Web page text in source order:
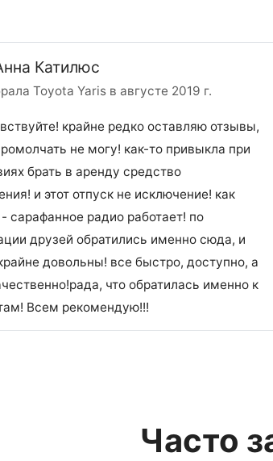
Катилюс
Toyota Yaris в августе 2019 г.
крайне редко оставляю отзывы,
не могу! как-то привыкла при
брать в аренду средство
и этот отпуск не исключение! как
- сарафанное радио работает! по
друзей обратились именно сюда, и
довольны! все быстро, доступно, а
что обратилась именно к
Всем рекомендую!!!
Часто